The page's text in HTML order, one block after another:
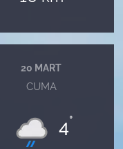
20 MART
CUMA
4°